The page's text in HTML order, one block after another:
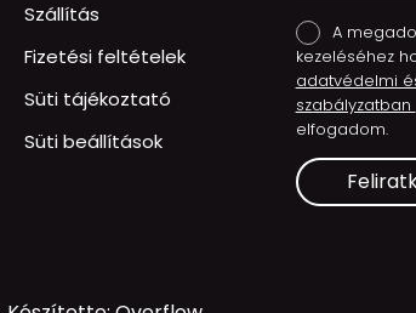
Szállítás
Fizetési feltételek
Süti tájékoztató
Süti beállítások
A
kezeléséhez
adatvédelmi
szabályzatban
elfogadom.